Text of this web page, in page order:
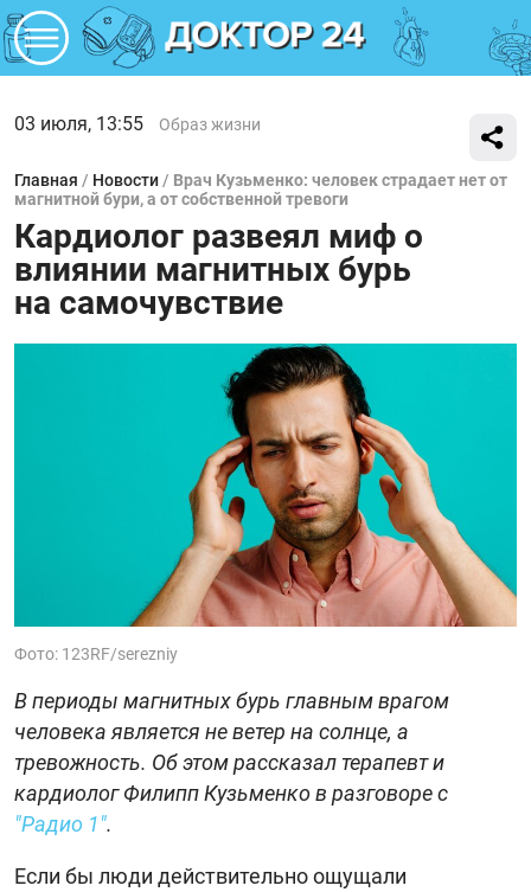
03 июля, 13:55 Образ жизни
Главная / Новости / Врач Кузьменко: человек страдает нет от
магнитной бури, а от собственной тревоги
Кардиолог развеял миф о
влиянии магнитных бурь
на самочувствие
Фото: 123RF/serezniy
В периоды магнитных бурь главным врагом
человека является не ветер на солнце, а
тревожность. Об этом рассказал терапевт и
кардиолог Филипп Кузьменко в разговоре с
"Радио 1".
Если бы люди действительно ощущали